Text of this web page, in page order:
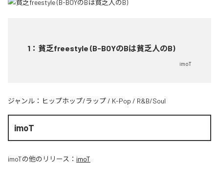
1 ： 貧乏freestyle (B-BOYのBは貧乏人のB)
imoT
ジャンル： ヒップホップ/ラップ / K-Pop / R&B/Soul
imoT
imoTの他のリリース： imoT